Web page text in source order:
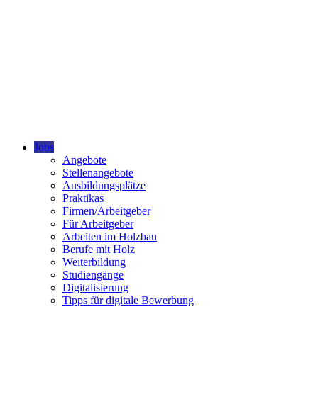
Jobs
Angebote
Stellenangebote
Ausbildungsplätze
Praktikas
Firmen/Arbeitgeber
Für Arbeitgeber
Arbeiten im Holzbau
Berufe mit Holz
Weiterbildung
Studiengänge
Digitalisierung
Tipps für digitale Bewerbung